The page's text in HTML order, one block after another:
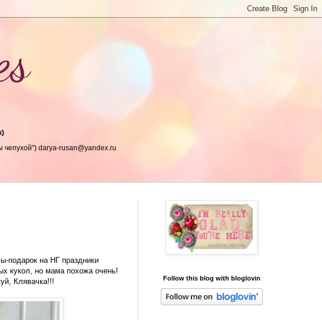
darya-rusan@yandex.ru
подарок на НГ праздники
кукол, но мама похожа очень!
Клявачка!!! Follow this blog with bloglovin